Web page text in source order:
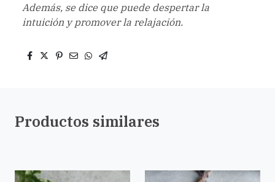
Además, se dice que puede despertar la
intuición y promover la relajación.
Productos similares